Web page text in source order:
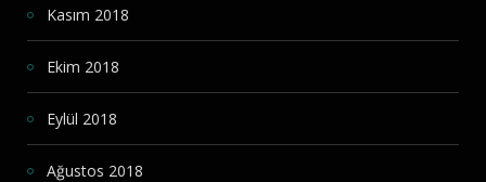
Kasım 2018
Ekim 2018
Eylül 2018
Ağustos 2018